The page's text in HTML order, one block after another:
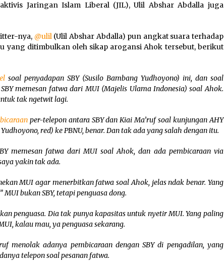
Jaringan Islam Liberal (JIL), Ulil Abshar Abdalla juga
nya, @ulil(Ulil Abshar Abdalla) pun angkat suara terhadap
yang ditimbulkan oleh sikap arogansi Ahok tersebut, berikut
soal penyadapan SBY (Susilo Bambang Yudhoyono) ini, dan soal
memesan fatwa dari MUI (Majelis Ulama Indonesia) soal Ahok.
tak ngetwit lagi.
per-telepon antara SBY dan Kiai Ma’ruf soal kunjungan AHY
red) ke PBNU, benar. Dan tak ada yang salah dengan itu.
memesan fatwa dari MUI soal Ahok, dan ada pembicaraan via
yakin tak ada.
MUI agar menerbitkan fatwa soal Ahok, jelas ndak benar. Yang
bukan SBY, tetapi penguasa dong.
penguasa. Dia tak punya kapasitas untuk nyetir MUI. Yang paling
kalau mau, ya penguasa sekarang.
menolak adanya pembicaraan dengan SBY di pengadilan, yang
telepon soal pesanan fatwa.